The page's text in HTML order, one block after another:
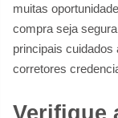
muitas
compra seja
principais cuidados
corretores
Verifique